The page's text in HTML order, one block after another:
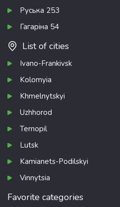
Руська 253
Гагаріна 54
List of cities
Ivano-Frankivsk
Kolomyia
Khmelnytskyi
Uzhhorod
Ternopil
Lutsk
Kamianets-Podilskyi
Vinnytsia
Favorite categories